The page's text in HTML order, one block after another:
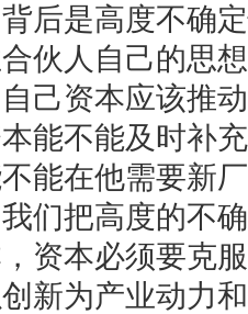
后是高度不确
伙人自己的思
己资本应该推
能不能及时补
能在他需要新
们把高度的不
资本必须要克
新为产业动力